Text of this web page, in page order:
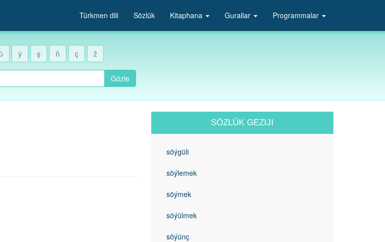
Türkmen dili Sözlük Kitaphana Gurallar Programmalar
ü ý ş ň ç ž
Gözle
SÖZLÜK GEZIJI
söýgüli
söýlemek
söýmek
söýülmek
söýünç